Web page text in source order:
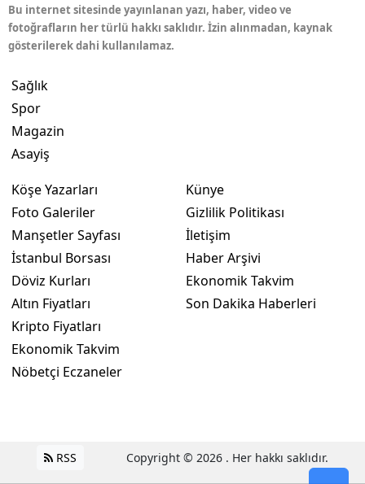
Bu internet sitesinde yayınlanan yazı, haber, video ve
fotoğrafların her türlü hakkı saklıdır. İzin alınmadan, kaynak
gösterilerek dahi kullanılamaz.
Sağlık
Spor
Magazin
Asayiş
Köşe Yazarları
Foto Galeriler
Manşetler Sayfası
İstanbul Borsası
Döviz Kurları
Altın Fiyatları
Kripto Fiyatları
Ekonomik Takvim
Nöbetçi Eczaneler
Künye
Gizlilik Politikası
İletişim
Haber Arşivi
Ekonomik Takvim
Son Dakika Haberleri
RSS Copyright © 2026 . Her hakkı saklıdır.